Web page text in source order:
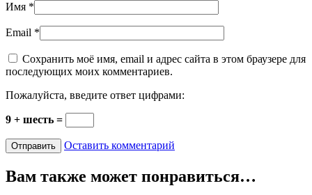
Имя *
Email *
Сохранить моё имя, email и адрес сайта в этом браузере для
последующих моих комментариев.
Пожалуйста, введите ответ цифрами:
9 + шесть =
Оставить комментарий
Вам также может понравиться…